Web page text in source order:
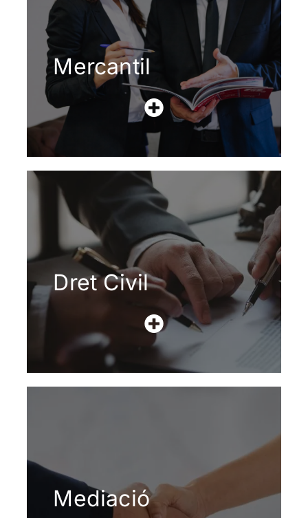
Mercantil
Dret Civil
Mediació